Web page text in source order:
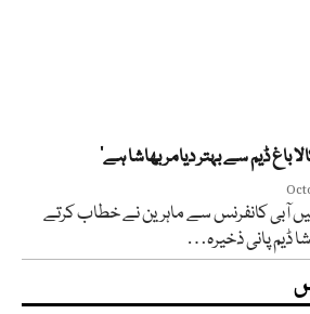
باغ ڈیم سے بہتر دیامر بھاشا ہے‘
آبی کانفرنس سے ماہرین نے خطاب کرتے
ڈیم پانی ذخیرہ…